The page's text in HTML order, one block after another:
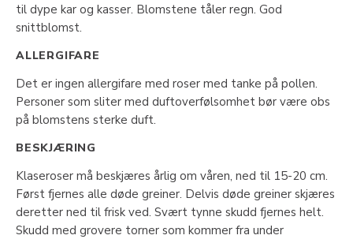
til dype kar og kasser. Blomstene tåler regn. God
snittblomst.
ALLERGIFARE
Det er ingen allergifare med roser med tanke på pollen.
Personer som sliter med duftoverfølsomhet bør være obs
på blomstens sterke duft.
BESKJÆRING
Klaseroser må beskjæres årlig om våren, ned til 15-20 cm.
Først fjernes alle døde greiner. Delvis døde greiner skjæres
deretter ned til frisk ved. Svært tynne skudd fjernes helt.
Skudd med grovere torner som kommer fra under